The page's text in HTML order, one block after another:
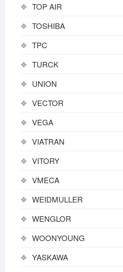
TOP AIR
TOSHIBA
TPC
TURCK
UNION
VECTOR
VEGA
VIATRAN
VITORY
VMECA
WEIDMULLER
WENGLOR
WOONYOUNG
YASKAWA